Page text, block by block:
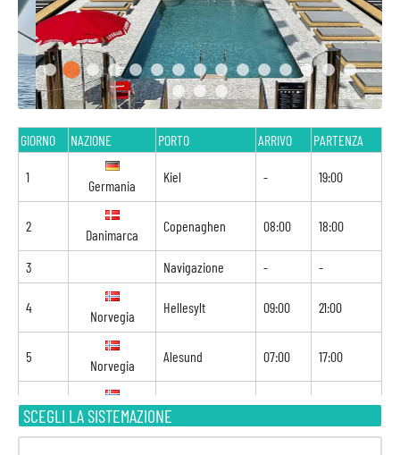
SCEGLI LA SISTEMAZIONE
GIORNO NAZIONE PORTO ARRIVO PARTENZA
1
Germania
Kiel - 19:00
2
Danimarca
Copenaghen 08:00 18:00
3 Navigazione - -
4
Norvegia
Hellesylt 09:00 21:00
5
Norvegia
Alesund 07:00 17:00
6
Norvegia
Flam 07:00 18:00